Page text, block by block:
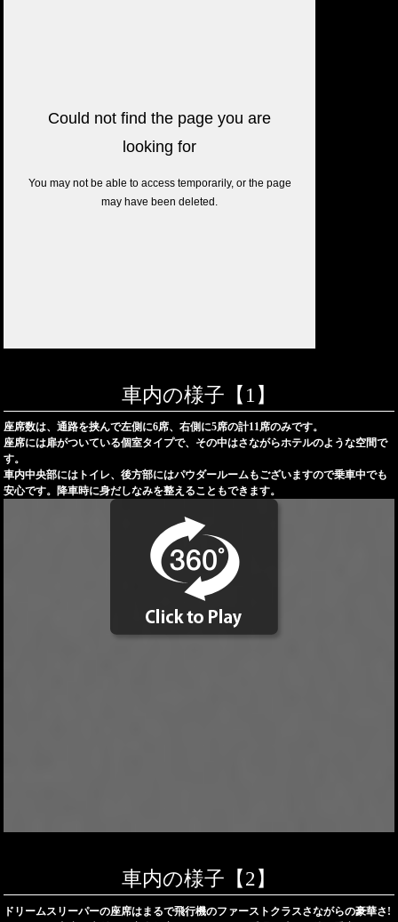
車内の様子【1】
座席数は、通路を挟んで左側に6席、右側に5席の計11席のみです。
座席には扉がついている個室タイプで、その中はさながらホテルのような空間で
す。
車内中央部にはトイレ、後方部にはパウダールームもございますので乗車中でも
安心です。降車時に身だしなみを整えることもできます。
車内の様子【2】
ドリームスリーパーの座席はまるで飛行機のファーストクラスさながらの豪華さ!